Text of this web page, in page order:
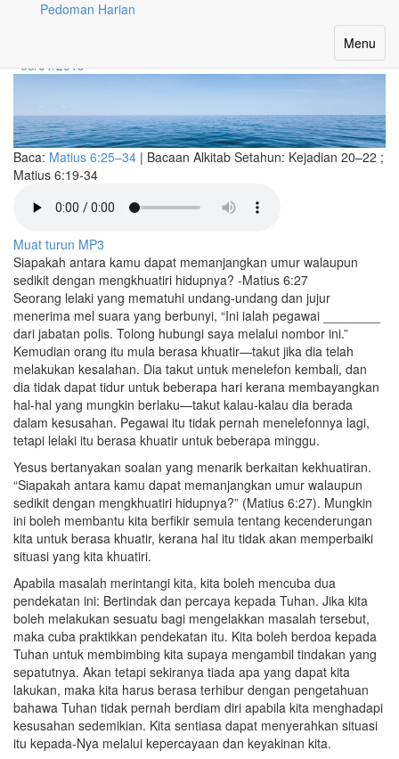
Pedoman Harian
Toggle
Menu
Penyelesaian bagi Kekhuatiran
08/01/2019
Baca: Matius 6:25–34 | Bacaan Alkitab Setahun: Kejadian 20–22 ;
Matius 6:19-34
Muat turun MP3
Siapakah antara kamu dapat memanjangkan umur walaupun
sedikit dengan mengkhuatiri hidupnya? -Matius 6:27
Seorang lelaki yang mematuhi undang-undang dan jujur
menerima mel suara yang berbunyi, “Ini ialah pegawai ________
dari jabatan polis. Tolong hubungi saya melalui nombor ini.”
Kemudian orang itu mula berasa khuatir—takut jika dia telah
melakukan kesalahan. Dia takut untuk menelefon kembali, dan
dia tidak dapat tidur untuk beberapa hari kerana membayangkan
hal-hal yang mungkin berlaku—takut kalau-kalau dia berada
dalam kesusahan. Pegawai itu tidak pernah menelefonnya lagi,
tetapi lelaki itu berasa khuatir untuk beberapa minggu.
Yesus bertanyakan soalan yang menarik berkaitan kekhuatiran.
“Siapakah antara kamu dapat memanjangkan umur walaupun
sedikit dengan mengkhuatiri hidupnya?” (Matius 6:27). Mungkin
ini boleh membantu kita berfikir semula tentang kecenderungan
kita untuk berasa khuatir, kerana hal itu tidak akan memperbaiki
situasi yang kita khuatiri.
Apabila masalah merintangi kita, kita boleh mencuba dua
pendekatan ini: Bertindak dan percaya kepada Tuhan. Jika kita
boleh melakukan sesuatu bagi mengelakkan masalah tersebut,
maka cuba praktikkan pendekatan itu. Kita boleh berdoa kepada
Tuhan untuk membimbing kita supaya mengambil tindakan yang
sepatutnya. Akan tetapi sekiranya tiada apa yang dapat kita
lakukan, maka kita harus berasa terhibur dengan pengetahuan
bahawa Tuhan tidak pernah berdiam diri apabila kita menghadapi
kesusahan sedemikian. Kita sentiasa dapat menyerahkan situasi
itu kepada-Nya melalui kepercayaan dan keyakinan kita.